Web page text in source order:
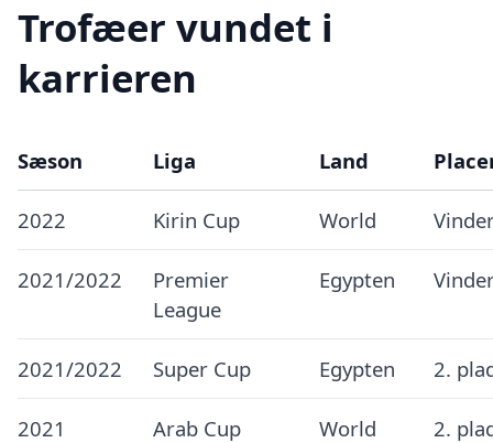
Trofæer vundet i
karrieren
Sæson Liga Land
2022 Kirin Cup World
2021/2022
Premier
League
Egypten
2021/2022 Super Cup Egypten 2.
2021 Arab Cup World 2.